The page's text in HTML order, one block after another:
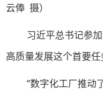
云俸 摄）
习近平总书记参
高质量发展这个首要任
“数字化工厂推动